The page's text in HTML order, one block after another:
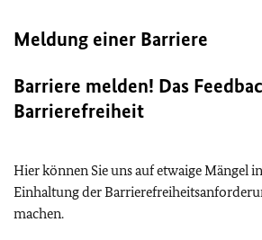
Meldung einer Barriere
Barriere melden! Das
Barrierefreiheit
Hier können Sie uns auf etwaige Mängel
Einhaltung der
machen.